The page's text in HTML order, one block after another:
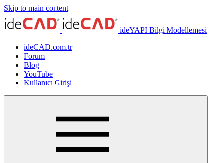
Skip to main content
ideYAPI Bilgi Modellemesi
ideCAD.com.tr
Forum
Blog
YouTube
Kullanıcı Girişi